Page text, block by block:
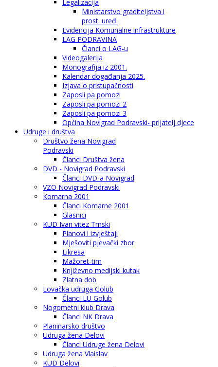
Legalizacija
Ministarstvo graditeljstva i
prost. uređ.
Evidencija Komunalne infrastrukture
LAG PODRAVINA
Članci o LAG-u
Videogalerija
Monografija iz 2001.
Kalendar događanja 2025.
Izjava o pristupačnosti
Zaposli pa pomozi
Zaposli pa pomozi 2
Zaposli pa pomozi 3
Općina Novigrad Podravski- prijatelj djece
Udruge i društva
Društvo žena Novigrad
Podravski
Članci Društva žena
DVD - Novigrad Podravski
Članci DVD-a Novigrad
VZO Novigrad Podravski
Komarna 2001
Članci Komarne 2001
Glasnici
KUD Ivan vitez Trnski
Planovi i izvještaji
Mješoviti pjevački zbor
Likresa
Mažoret-tim
Književno medijski kutak
Zlatna dob
Lovačka udruga Golub
Članci LU Golub
Nogometni klub Drava
Članci NK Drava
Planinarsko društvo
Udruga žena Delovi
Članci Udruge žena Delovi
Udruga žena Vlaislav
KUD Delovi